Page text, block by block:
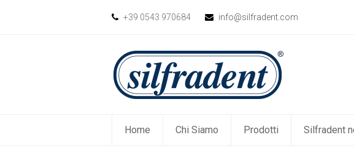
+39 0543 970684 info@silfradent.com
Home Chi Siamo Prodotti Silfradent